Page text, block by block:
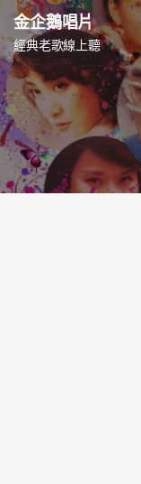
跳
至
主
要
內
容
金企鵝唱片
經典老歌線上聽